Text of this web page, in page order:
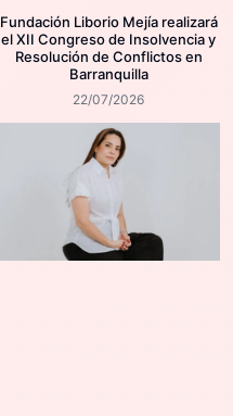
Fundación Liborio Mejía realizará
el XII Congreso de Insolvencia y
Resolución de Conflictos en
Barranquilla
22/07/2026